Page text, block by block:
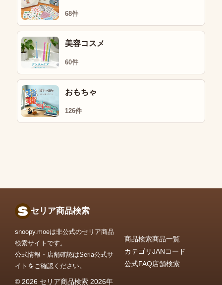
68件
美容コスメ
60件
おもちゃ
126件
セリア商品検索
snoopy.moeは非公式のセリア商品
検索サイトです。
公式情報・店舗確認はSeria公式サ
イトをご確認ください。
© 2026 セリア商品検索 2026年
商品検索商品一覧
カテゴリJANコード
公式FAQ店舗検索